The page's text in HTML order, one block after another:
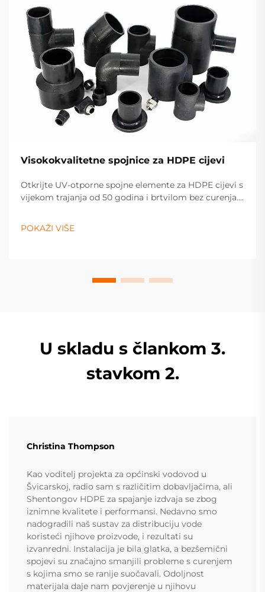
Visokokvalitetne spojnice za HDPE cijevi
Otkrijte UV-otporne spojne elemente za HDPE cijevi s
vijekom trajanja od 50 godina i brtvilom bez curenja.
navodnjavanja. Zatražite ponudu već danas.
POKAŽI VIŠE
U skladu s člankom 3.
stavkom 2.
Christina Thompson
Kao voditelj projekta za općinski vodovod u
Švicarskoj, radio sam s različitim dobavljačima, ali
Shentongov HDPE za spajanje izdvaja se zbog
iznimne kvalitete i performansi. Nedavno smo
nadogradili naš sustav za distribuciju vode
koristeći njihove proizvode, i rezultati su
izvanredni. Instalacija je bila glatka, a bezšemični
spojevi su značajno smanjili probleme s curenjem
s kojima smo se ranije suočavali. Odoljnost
materijala daje nam povjerenje u njihovu